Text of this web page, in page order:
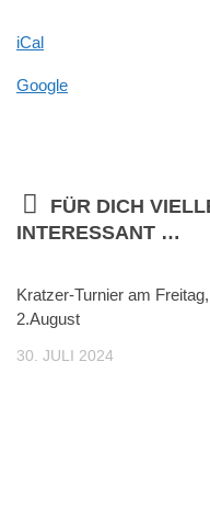
iCal
Google
FÜR DICH
INTERESSANT …
Kratzer-Turnier am Freitag,
2.August
30. JULI 2024